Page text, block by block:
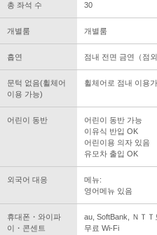
총 좌석 수 30
개별룸 개별룸
흡연 점내 전면 금연（점
문턱 없음(휠체어
이용 가능)
휠체어로 점내 이용
어린이 동반
어린이 동반 가능
이유식 반입 OK
어린이용 의자 있음
유모차 출입 OK
외국어 대응
메뉴:
영어메뉴 있음
휴대폰・와이파
이・콘센트
au, SoftBank, ＮＴＴ
무료 Wi-Fi